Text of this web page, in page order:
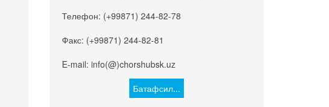
Телефон: (+99871) 244-82-78
Факс: (+99871) 244-82-81
E-mail: info(@)chorshubsk.uz
Батафсил...